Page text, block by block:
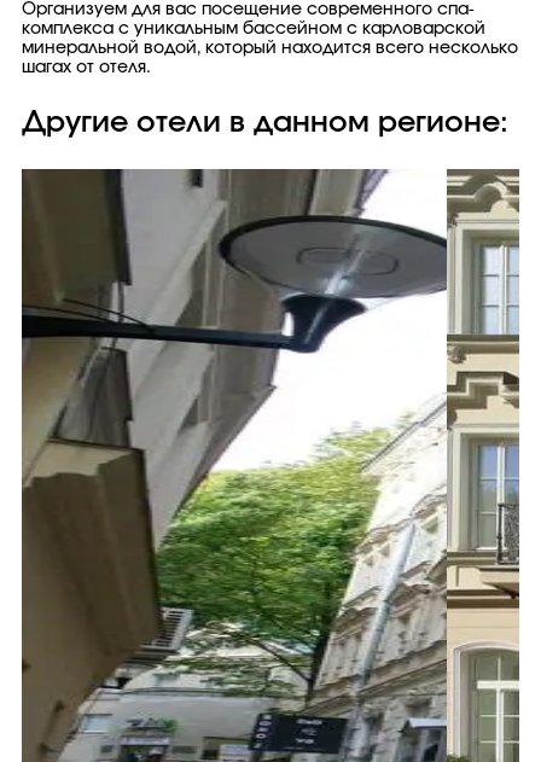
Организуем для вас посещение современного спа-
комплекса с уникальным бассейном с карловарской
минеральной водой, который находится всего несколько
шагах от отеля.
Другие отели в данном регионе: